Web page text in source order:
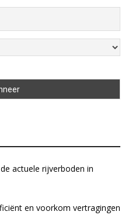
actuele rijverboden in
en voorkom vertragingen